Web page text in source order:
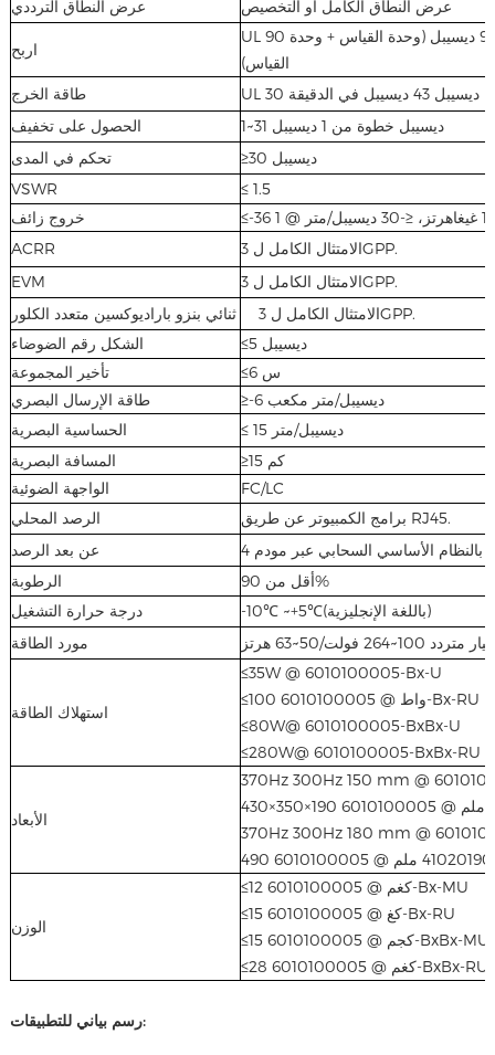
عرض النطاق الترددي عرض النطاق الكامل أو التخصيص
اربح
UL 90 ديسيبل (وحدة مراقبة + وحدة مراقبة)، دي إل 95 ديسيبل (وحدة القياس + وحدة
القياس)
طاقة الخرج
الحصول على تخفيف
1~31 ديسيبل خطوة من 1 ديسيبل
تحكم في المدى
≥30 ديسيبل
VSWR
≤ 1.5
خروج زائف
ACRR
الامتثال الكامل ل 3GPP.
EVM
الامتثال الكامل ل 3GPP.
ثنائي بنزو باراديوكسين متعدد الكلور
الامتثال الكامل ل 3GPP.
الشكل رقم الضوضاء
≤5 ديسيبل
تأخير المجموعة
≤6 س
طاقة الإرسال البصري
≥-6 ديسيبل/متر مكعب
الحساسية البصرية
≤ 15 ديسيبل/متر
المسافة البصرية
≥15 كم
الواجهة الضوئية
FC/LC
الرصد المحلي
برامج الكمبيوتر عن طريق RJ45.
عن بعد الرصد
الرطوبة
أقل من 90%
درجة حرارة التشغيل
-10℃ ~+5℃(باللغة الإنجليزية)
مورد الطاقة
تيار متردد 100~264 فولت/50~63 هرتز
استهلاك الطاقة
≤35W @ 6010100005-Bx-U
≤100 واط @ 6010100005-Bx-RU
≤80W@ 6010100005-BxBx-U
≤280W@ 6010100005-BxBx-RU
الأبعاد
370Hz 300Hz 150 mm @
370Hz 300Hz 180 mm @
الوزن
≤12 كغم @ 6010100005-Bx-MU
≤15 كغ @ 6010100005-Bx-RU
≤15 كجم @ 6010100005-BxBx-MU
≤28 كغم @ 6010100005-BxBx-RU
رسم بياني للتطبيقات: